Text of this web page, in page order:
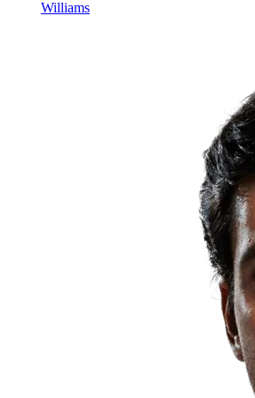
Williams